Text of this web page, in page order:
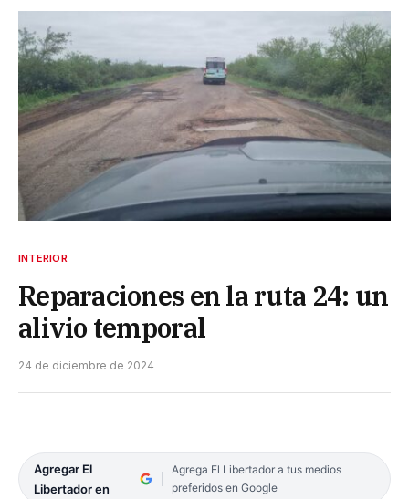
INTERIOR
Reparaciones en la ruta 24: un
alivio temporal
24 de diciembre de 2024
Agregar El
Libertador en
Agrega El Libertador a tus medios
preferidos en Google